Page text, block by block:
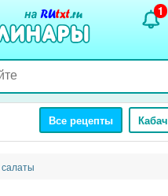
1
Все рецепты